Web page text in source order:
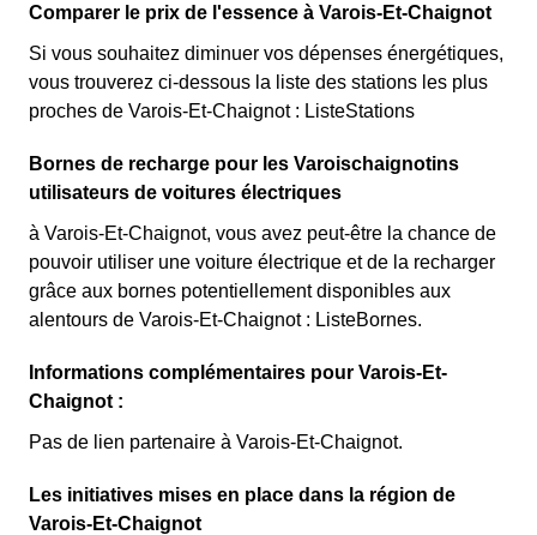
Comparer le prix de l'essence à Varois-Et-Chaignot
Si vous souhaitez diminuer vos dépenses énergétiques,
vous trouverez ci-dessous la liste des stations les plus
proches de Varois-Et-Chaignot : ListeStations
Bornes de recharge pour les Varoischaignotins
utilisateurs de voitures électriques
à Varois-Et-Chaignot, vous avez peut-être la chance de
pouvoir utiliser une voiture électrique et de la recharger
grâce aux bornes potentiellement disponibles aux
alentours de Varois-Et-Chaignot : ListeBornes.
Informations complémentaires pour Varois-Et-
Chaignot :
Pas de lien partenaire à Varois-Et-Chaignot.
Les initiatives mises en place dans la région de
Varois-Et-Chaignot